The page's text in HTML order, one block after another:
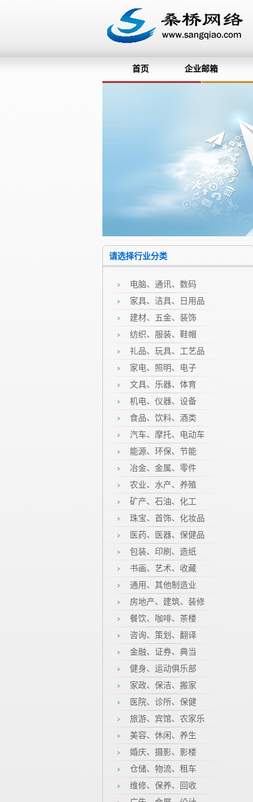
首页 企业邮箱
请选择行业分类
电脑、通讯、数码
家具、洁具、日用品
建材、五金、装饰
纺织、服装、鞋帽
礼品、玩具、工艺品
家电、照明、电子
文具、乐器、体育
机电、仪器、设备
食品、饮料、酒类
汽车、摩托、电动车
能源、环保、节能
冶金、金属、零件
农业、水产、养殖
矿产、石油、化工
珠宝、首饰、化妆品
医药、医器、保健品
包装、印刷、造纸
书画、艺术、收藏
通用、其他制造业
房地产、建筑、装修
餐饮、咖啡、茶楼
咨询、策划、翻译
金融、证券、典当
健身、运动俱乐部
家政、保洁、搬家
医院、诊所、保健
旅游、宾馆、农家乐
美容、休闲、养生
婚庆、摄影、影楼
仓储、物流、租车
维修、保养、回收